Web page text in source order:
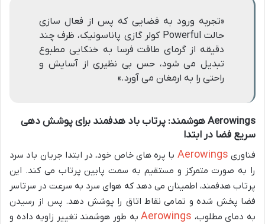
«تجربه ورود به فضایی که پس از فعال سازی
حالت Powerful کولر گازی پاناسونیک، ظرف چند
دقیقه از گرمای طاقت فرسا به خنکایی مطبوع
تبدیل می شود، حس بی نظیری از آسایش و
راحتی را به ارمغان می آورد.»
Aerowings هوشمند: پرتاب باد هدفمند برای پوشش دهی
سریع فضا در ابتدا
فناوری Aerowings با پره های خاص خود، در ابتدا جریان باد سرد
را به صورت متمرکز و مستقیم به سمت پایین پرتاب می کند. این
پرتاب هدفمند، اطمینان می دهد که هوای سرد به سرعت در سرتاسر
فضا پخش شده و تمامی نقاط اتاق را پوشش دهد. پس از رسیدن
به دمای مطلوب، Aerowingsبه طور هوشمند تغییر زاویه داده و